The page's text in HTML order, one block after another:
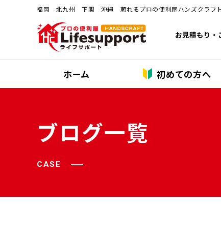
福岡 北九州 下関 沖縄 頼れるプロの便利屋ハンズクラフト・
お見積もり・
ホーム 初めての方へ
ブログ一覧
CASE